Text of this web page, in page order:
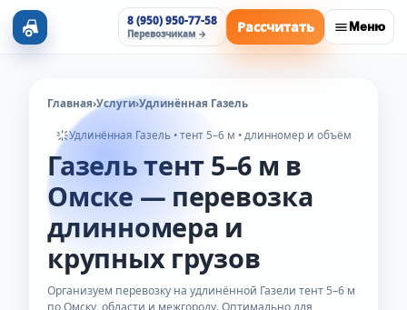
8 (950) 950-77-58
Перевозчикам → Рассчитать
Главная Услуги ›
Газель тент 5–6 м в
Омске — перевозка
длинномера и
крупных грузов